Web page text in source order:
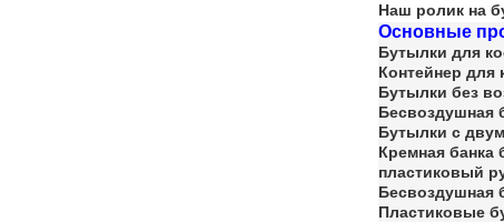
Наш ролик на
Основные
Бутылки для
Контейнер для
Бутылки без
Бесвоздушная
Бутылки с
Кремная банка
пластиковый
Бесвоздушная
Пластиковые